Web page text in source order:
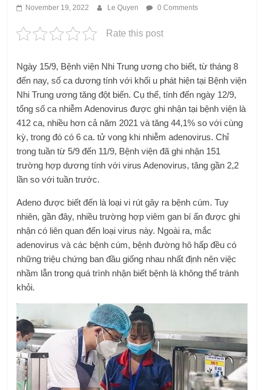
November 19, 2022 Le Quyen 0 Comments
Rate this post
Ngày 15/9, Bệnh viện Nhi Trung ương cho biết, từ tháng 8
đến nay, số ca dương tính với khối u phát hiện tại Bệnh viện
Nhi Trung ương tăng đột biến. Cụ thể, tính đến ngày 12/9,
tổng số ca nhiễm Adenovirus được ghi nhận tại bệnh viện là
412 ca, nhiều hơn cả năm 2021 và tăng 44,1% so với cùng
kỳ, trong đó có 6 ca. tử vong khi nhiễm adenovirus. Chỉ
trong tuần từ 5/9 đến 11/9, Bệnh viện đã ghi nhận 151
trường hợp dương tính với virus Adenovirus, tăng gần 2,2
lần so với tuần trước.
Adeno được biết đến là loại vi rút gây ra bệnh cúm. Tuy
nhiên, gần đây, nhiều trường hợp viêm gan bí ẩn được ghi
nhận có liên quan đến loại virus này. Ngoài ra, mắc
adenovirus và các bệnh cúm, bệnh đường hô hấp đều có
những triệu chứng ban đầu giống nhau nhất định nên việc
nhầm lẫn trong quá trình nhận biết bệnh là không thể tránh
khỏi.